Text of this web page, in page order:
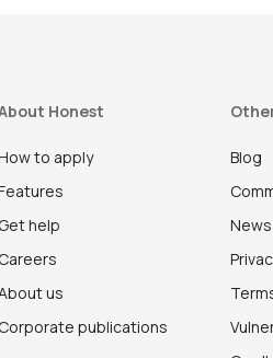
Honest
to apply
Get help
Careers
us
Corporate publications
Blog
News